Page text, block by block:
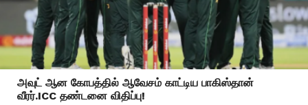
அவுட் ஆன கோபத்தில் ஆவேசம் காட்டிய பாகிஸ்தான்
வீரர்.ICC தண்டனை விதிப்பு!